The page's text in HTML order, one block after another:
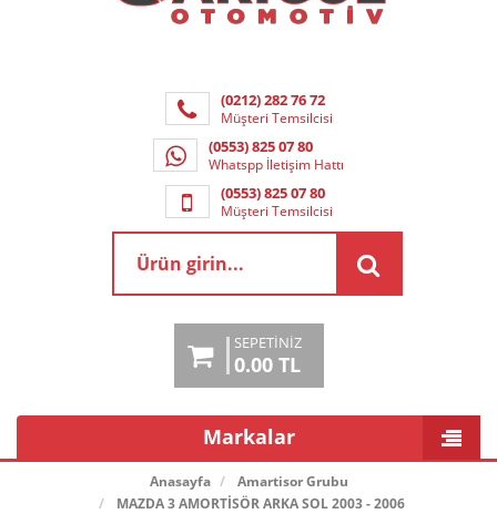
(0212) 282 76 72
Müşteri Temsilcisi
(0553) 825 07 80
Whatspp İletişim Hattı
(0553) 825 07 80
Müşteri Temsilcisi
SEPETINIZ
0.00 TL
Markalar
Anasayfa
Amartisor Grubu
MAZDA 3 AMORTİSÖR ARKA SOL 2003 - 2006